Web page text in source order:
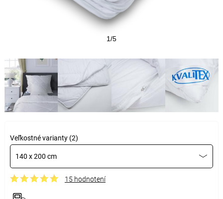
1/5
Veľkostné varianty (2)
140 x 200 cm
15 hodnotení